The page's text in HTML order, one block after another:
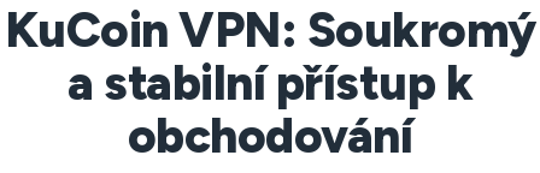
KuCoin VPN: Soukromý
a stabilní přístup k
obchodování